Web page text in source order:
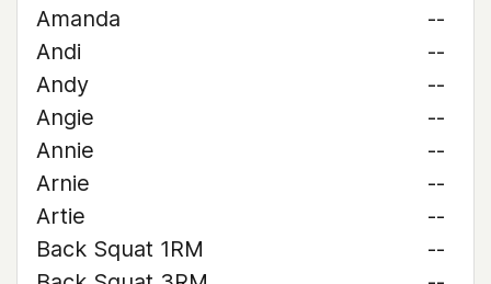
Amanda
--
Andi
--
Andy
--
Angie
--
Annie
--
Arnie
--
Artie
--
Back Squat 1RM
--